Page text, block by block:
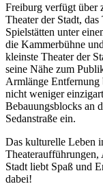
Freiburg verfügt über
Theater der Stadt,
Spielstätten unter
die Kammerbühne
kleinste Theater der
seine Nähe zum
Armlänge Entfernung
nicht weniger
Bebauungsblocks an
Sedanstraße ein.
Das kulturelle Leben
Theateraufführungen,
Stadt liebt Spaß und
dabei!